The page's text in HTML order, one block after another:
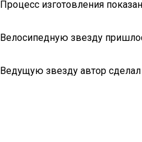
Процесс изготовления
Велосипедную звезду
Ведущую звезду автор сделал